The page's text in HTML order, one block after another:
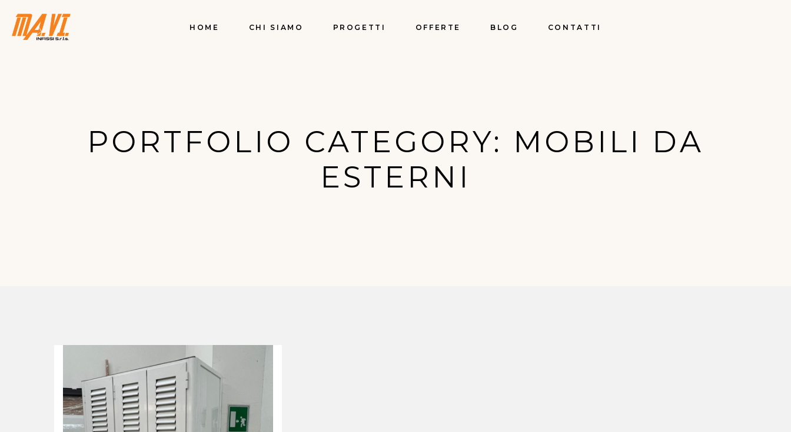
HOME CHI SIAMO PROGETTI OFFERTE BLOG CONTATTI
PORTFOLIO CATEGORY: MOBILI DA
ESTERNI